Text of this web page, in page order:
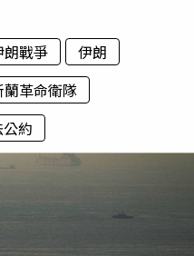
朗戰爭
伊朗
蘭革命衛隊
約